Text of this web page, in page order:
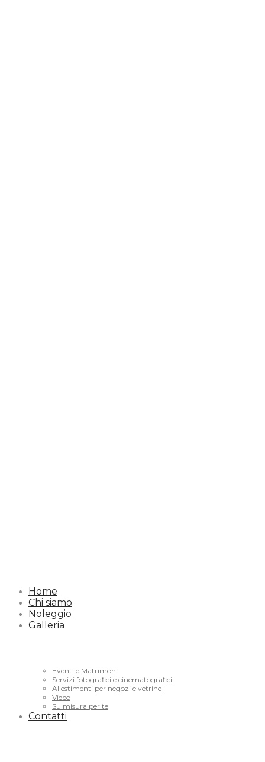
Home
Chi siamo
Noleggio
Galleria
Eventi e Matrimoni
Servizi fotografici e cinematografici
Allestimenti per negozi e vetrine
Video
Su misura per te
Contatti